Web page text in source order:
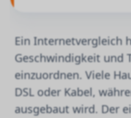
Ein Internetvergleich
Geschwindigkeit und
einzuordnen. Viele
DSL oder Kabel,
ausgebaut wird. Der